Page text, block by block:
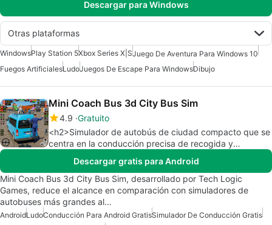
Descargar para Windows
Otras plataformas
WindowsPlay Station 5Xbox Series X|SJuego De Aventura Para Windows 10
Fuegos ArtificialesLudoJuegos De Escape Para WindowsDibujo
Mini Coach Bus 3d City Bus Sim
4.9 Gratuito
<h2>Simulador de autobús de ciudad compacto que se
centra en la conducción precisa de recogida y
entrega</h2>
Descargar gratis para Android
Mini Coach Bus 3d City Bus Sim, desarrollado por Tech Logic
Games, reduce el alcance en comparación con simuladores de
autobuses más grandes al…
AndroidLudoConducción Para Android GratisSimulador De Conducción Gratis